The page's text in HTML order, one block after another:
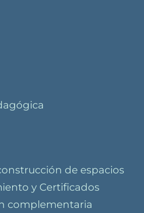
de espacios
y Certificados
complementaria